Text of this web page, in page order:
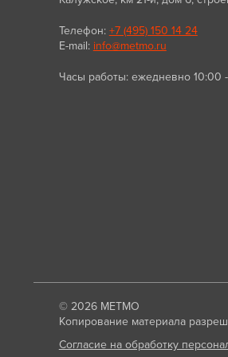
Телефон: +7 (495) 150 14 24
E-mail: info@metmo.ru
Часы работы: ежедневно 10:00
© 2026 МЕТМО
Копирование материала
Согласие на обработку